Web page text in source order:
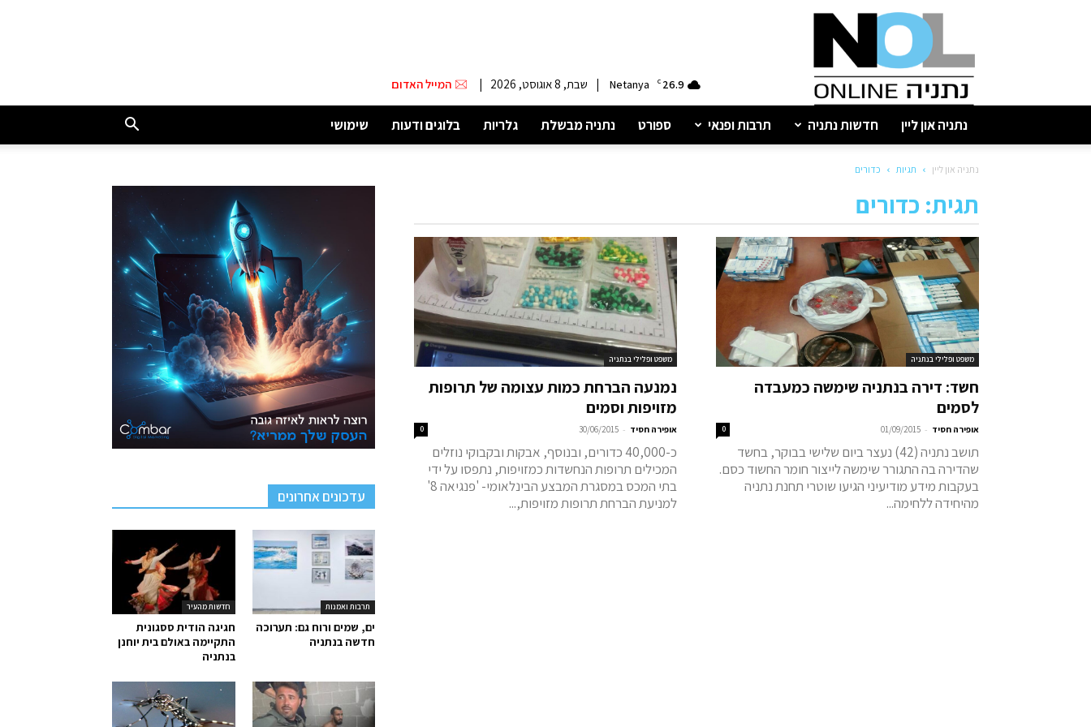
נתניה
26.9
C
Netanya
| שבת, 8 אוגוסט, 2026 | המייל האדום
נתניה און ליין חדשות נתניה תרבות ופנאי ספורט נתניה מבשלת גלריות בלוגים ודעות שימושי
נתניה און ליין תגיות כדורים
תגית: כדורים
משפט ופלילי בנתניה
חשד: דירה בנתניה שימשה כמעבדה
לסמים
אופירה חסיד -
01/09/2015
0
תושב נתניה (42) נעצר ביום שלישי בבוקר, בחשד
שהדירה בה התגורר שימשה לייצור חומר החשוד כסם.
בעקבות מידע מודיעיני הגיעו שוטרי תחנת נתניה
מהיחידה ללחימה...
משפט ופלילי בנתניה
נמנעה הברחת כמות עצומה של תרופות
מזויפות וסמים
אופירה חסיד -
30/06/2015
0
כ-40,000 כדורים, ובנוסף, אבקות ובקבוקי נוזלים
המכילים תרופות הנחשדות כמזויפות, נתפסו על ידי
בתי המכס במסגרת המבצע הבינלאומי- 'פנגיאה 8'
למניעת הברחת תרופות מזויפות,...
עדכונים אחרונים
חדשות מהעיר
חגיגה הודית ססגונית
התקיימה באולם בית יוחנן
בנתניה
תרבות ואמנות
ים, שמים ורוח גם: תערוכה
חדשה בנתניה